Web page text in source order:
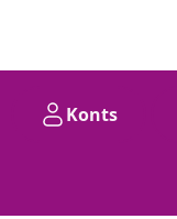
Konts